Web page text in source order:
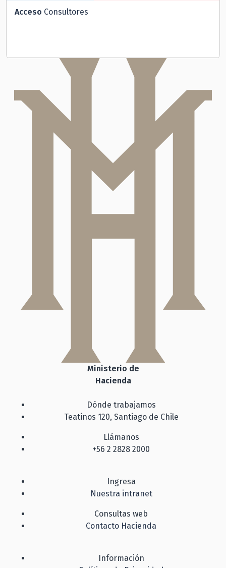
Acceso Consultores
Ministerio de
Hacienda
Dónde trabajamos
Teatinos 120, Santiago de Chile
Llámanos
+56 2 2828 2000
Ingresa
Nuestra intranet
Consultas web
Contacto Hacienda
Información